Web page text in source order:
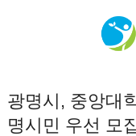
광명시, 중앙대
명시민 우선 모